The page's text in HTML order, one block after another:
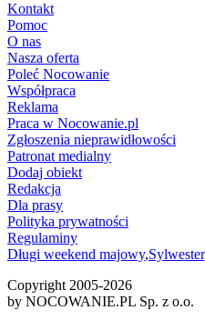
Kontakt
Pomoc
O nas
Nasza oferta
Poleć Nocowanie
Współpraca
Reklama
Praca w Nocowanie.pl
Zgłoszenia nieprawidłowości
Patronat medialny
Dodaj obiekt
Redakcja
Dla prasy
Polityka prywatności
Regulaminy
Długi weekend majowy,Sylwester
Copyright 2005-2026
by NOCOWANIE.PL Sp. z o.o.